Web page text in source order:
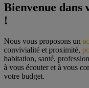
Bienvenue dans
!
Nous vous proposons un
convivialité et proximité,
habitation, santé,
à vous écouter et à vous
votre budget.